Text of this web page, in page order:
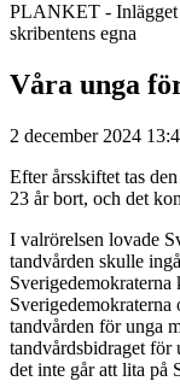
PLANKET - Inlägget
skribentens egna
Våra unga
2 december 2024
Efter årsskiftet tas
23 år bort, och det
I valrörelsen lovade
tandvården skulle
tandvården för unga
tandvårdsbidraget för
det inte går att lita på